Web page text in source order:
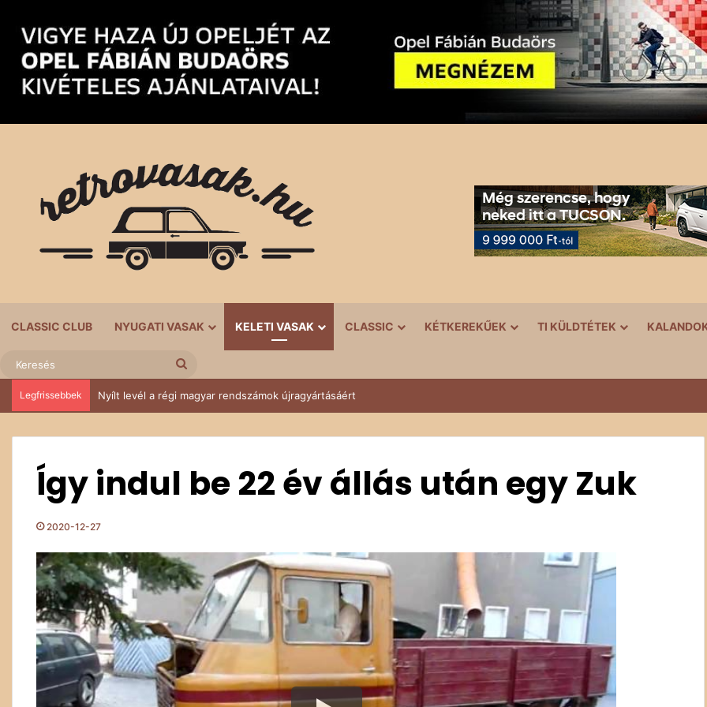
CLASSIC CLUB NYUGATI VASAK KELETI VASAK CLASSIC KÉTKEREKŰEK TI KÜLDTÉTEK
Legfrissebbek Nyílt levél a régi magyar rendszámok újragyártásáért
Így indul be 22 év állás után egy Zuk
2020-12-27